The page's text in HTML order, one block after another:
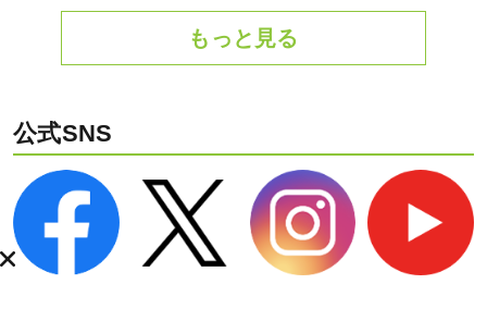
もっと見る
公式SNS